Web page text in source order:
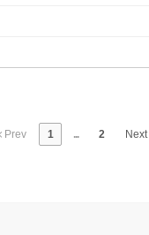
Prev 1 ... 2 Next